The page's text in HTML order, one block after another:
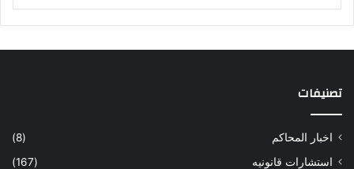
تصنيفات
اخبار المحاكم
(8)
استشارات قانونيه
(167)